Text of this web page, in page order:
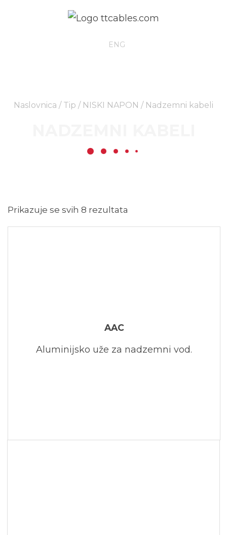
ENG
Naslovnica / Tip / NISKI NAPON / Nadzemni kabeli
Prikazuje se svih 8 rezultata
AAC
Aluminijsko uže za nadzemni vod.